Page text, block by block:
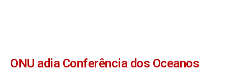
ONU adia Conferência dos Oceanos